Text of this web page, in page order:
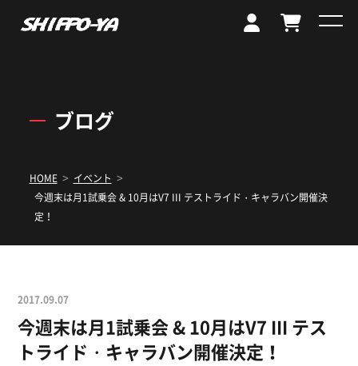
ブログ
HOME > イベント >
今週末は月1試乗会 & 10月はV7 III テストライド・キャラバン開催決
定！
2017.09.07
今週末は月1試乗会 & 10月はV7 III テス
トライド・キャラバン開催決定！